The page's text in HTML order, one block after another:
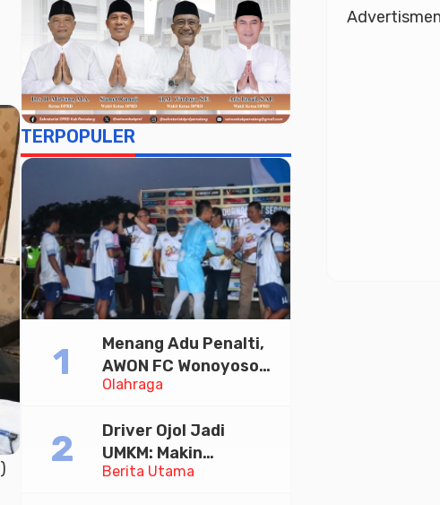
TERPOPULER
Olahraga
Menang Adu Penalti,
AWON FC Wonoyoso
Juara Bhayangkara
Berita Utama
Driver Ojol Jadi
UMKM: Makin
Sejahtera atau